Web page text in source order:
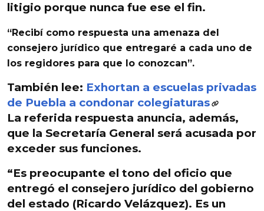
litigio porque nunca fue ese el fin.
“Recibí como respuesta una amenaza del
consejero jurídico que entregaré a cada uno de
los regidores para que lo conozcan”.
También lee: Exhortan a escuelas privadas
de Puebla a condonar colegiaturas
La referida respuesta anuncia, además,
que la Secretaría General será acusada por
exceder sus funciones.
“Es preocupante el tono del oficio que
entregó el consejero jurídico del gobierno
del estado (Ricardo Velázquez). Es un